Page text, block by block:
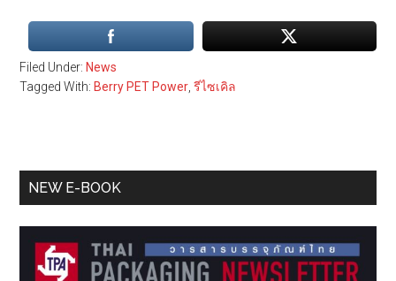
Filed Under: News
Tagged With: Berry PET Power,รีไซเคิล
Primary
NEW E-BOOK